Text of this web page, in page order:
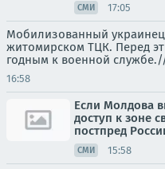
СМИ 17:05
Мобилизованный украинец
житомирском ТЦК. Перед
годным к военной
16:58
Если Молдова
доступ к зоне
постпред
СМИ 15:58